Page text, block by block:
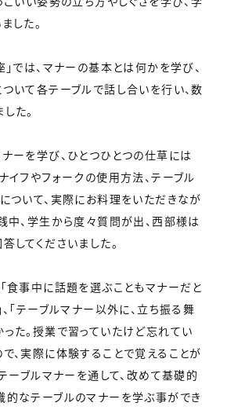
した。
では、マナーの基本とは何かを学び、
いて各テーブルで話し合いを行い、数
た。
ーを学び、ひとつひとつの仕草には
イフやフォークの使用方法、テーブル
ついて、実際にお料理をいただきなが
中、学生から度々質問が出、西部様は
してくださいました。
食事中に話題を選ぶこともマナーだと
「テーブルマナー以外に、立ち振る舞
た。授業で習っていたけど忘れてい
、実際に体験することで覚えることが
テーブルマナーを通して、改めて基礎的
なテーブルのマナーを学ぶ事ができ